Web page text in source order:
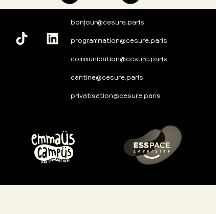
bonjour@cesure.paris
programmation@cesure.paris
communication@cesure.paris
cantine@cesure.paris
privatisation@cesure.paris